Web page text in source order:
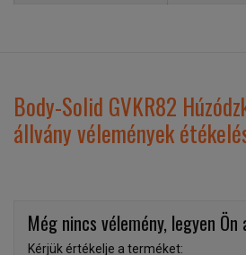
Body-Solid GVKR82
állvány vélemények
Még nincs vélemény, legyen Ön
Kérjük értékelje a terméket: